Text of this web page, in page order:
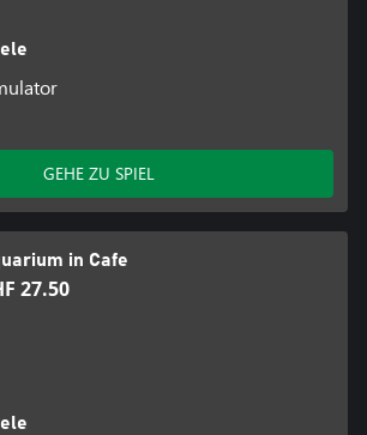
GEHE ZU SPIEL
in Cafe
27.50